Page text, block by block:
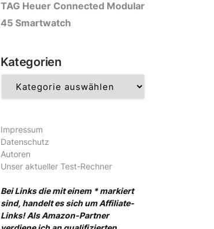
TAG Heuer Connected Modular
45 Smartwatch
Kategorien
Impressum
Datenschutz
Autoren
Unser aktueller Test-Rechner
Bei Links die mit einem * markiert
sind, handelt es sich um Affiliate-
Links! Als Amazon-Partner